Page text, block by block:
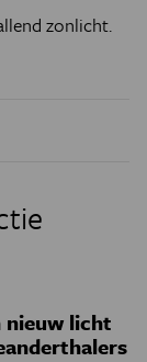
zonlicht.
nieuw licht